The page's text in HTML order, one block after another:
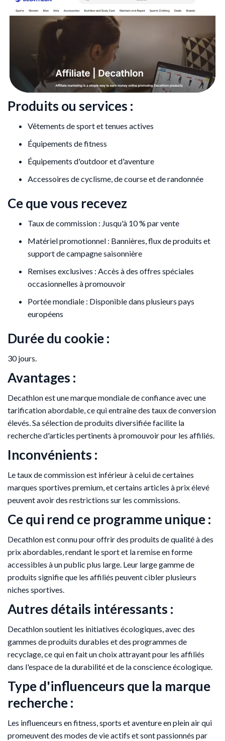
Produits ou services :
Vêtements de sport et tenues actives
Équipements de fitness
Équipements d'outdoor et d'aventure
Accessoires de cyclisme, de course et de randonnée
Ce que vous recevez
Taux de commission : Jusqu'à 10 % par vente
Matériel promotionnel : Bannières, flux de produits et
support de campagne saisonnière
Remises exclusives : Accès à des offres spéciales
occasionnelles à promouvoir
Portée mondiale : Disponible dans plusieurs pays
européens
Durée du cookie :
30 jours.
Avantages :
Decathlon est une marque mondiale de confiance avec une
tarification abordable, ce qui entraîne des taux de conversion
élevés. Sa sélection de produits diversifiée facilite la
recherche d'articles pertinents à promouvoir pour les affiliés.
Inconvénients :
Le taux de commission est inférieur à celui de certaines
marques sportives premium, et certains articles à prix élevé
peuvent avoir des restrictions sur les commissions.
Ce qui rend ce programme unique :
Decathlon est connu pour offrir des produits de qualité à des
prix abordables, rendant le sport et la remise en forme
accessibles à un public plus large. Leur large gamme de
produits signifie que les affiliés peuvent cibler plusieurs
niches sportives.
Autres détails intéressants :
Decathlon soutient les initiatives écologiques, avec des
gammes de produits durables et des programmes de
recyclage, ce qui en fait un choix attrayant pour les affiliés
dans l'espace de la durabilité et de la conscience écologique.
Type d'influenceurs que la marque
recherche :
Les influenceurs en fitness, sports et aventure en plein air qui
promeuvent des modes de vie actifs et sont passionnés par